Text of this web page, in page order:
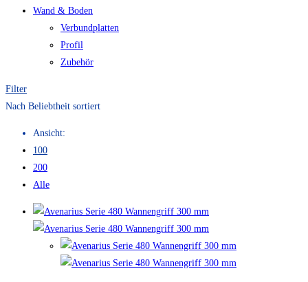
Wand & Boden
Verbundplatten
Profil
Zubehör
Filter
Nach Beliebtheit sortiert
Ansicht:
100
200
Alle